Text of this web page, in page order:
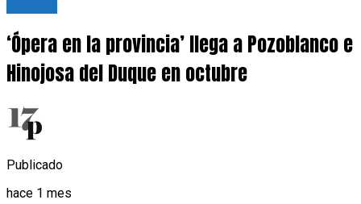
‘Ópera en la provincia’ llega a Pozoblanco e
Hinojosa del Duque en octubre
Publicado
hace 1 mes